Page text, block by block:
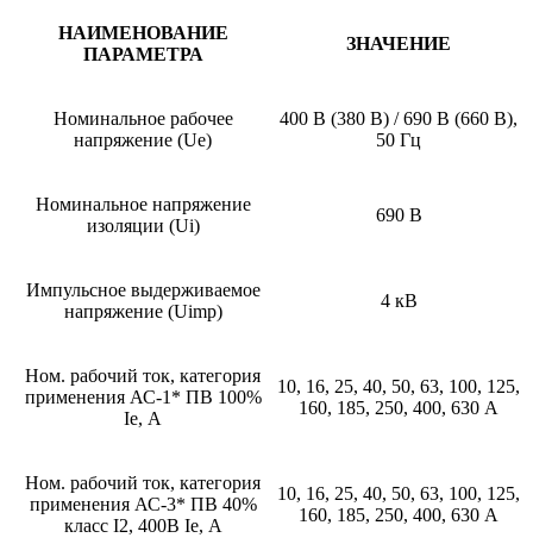
НАИМЕНОВАНИЕ
ПАРАМЕТРА
ЗНАЧЕНИЕ
Номинальное рабочее
напряжение (Ue)
400 В (380 В) / 690 В (660 В),
50 Гц
Номинальное напряжение
изоляции (Ui)
690 В
Импульсное выдерживаемое
напряжение (Uimp)
4 кВ
Ном. рабочий ток, категория
применения АС-1* ПВ 100%
Ie, А
10, 16, 25, 40, 50, 63, 100, 125,
160, 185, 250, 400, 630 А
Ном. рабочий ток, категория
применения АС-3* ПВ 40%
класс I2, 400В Ie, А
10, 16, 25, 40, 50, 63, 100, 125,
160, 185, 250, 400, 630 А